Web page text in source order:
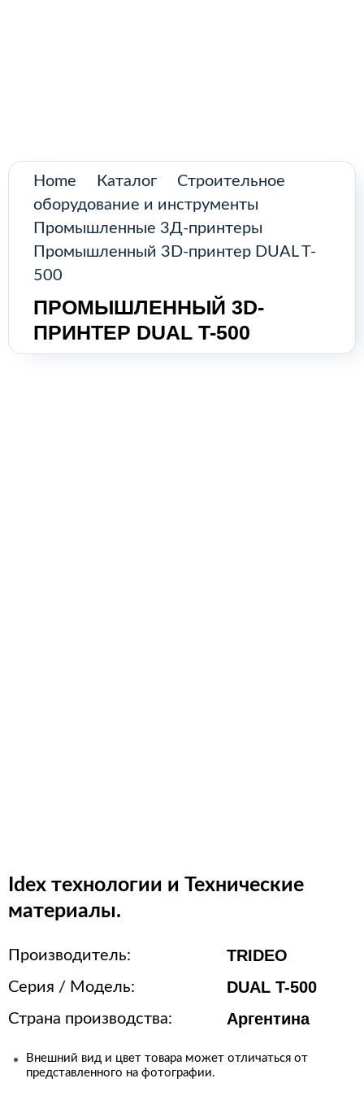
Home Каталог
Строительное
оборудование и инструменты
Промышленные 3Д-принтеры
Промышленный 3D-принтер DUAL T-
500
ПРОМЫШЛЕННЫЙ 3D-
ПРИНТЕР DUAL T-500
Idex технологии и Технические
материалы.
Производитель: TRIDEO
Серия / Модель: DUAL T-500
Страна производства: Аргентина
Внешний вид и цвет товара может отличаться от
представленного на фотографии.